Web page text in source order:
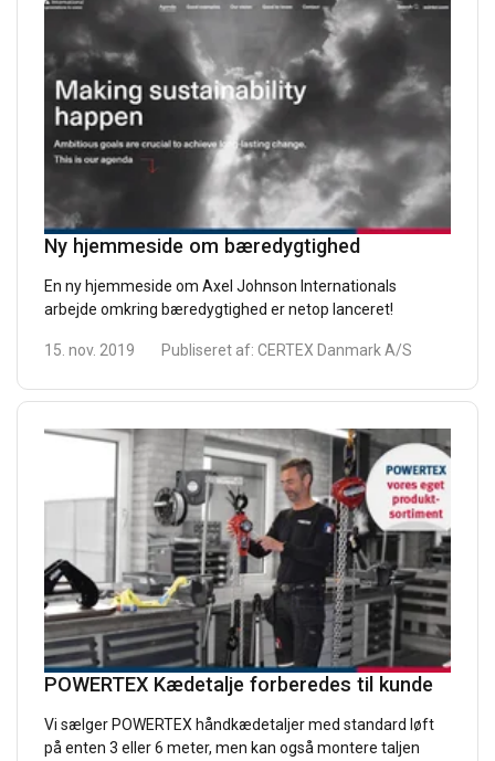
Ny hjemmeside om bæredygtighed
En ny hjemmeside om Axel Johnson Internationals
arbejde omkring bæredygtighed er netop lanceret!
15. nov. 2019 Publiseret af: CERTEX Danmark A/S
POWERTEX Kædetalje forberedes til kunde
Vi sælger POWERTEX håndkædetaljer med standard løft
på enten 3 eller 6 meter, men kan også montere taljen